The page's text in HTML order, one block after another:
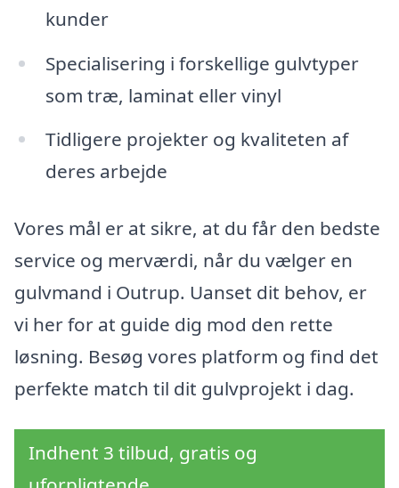
kunder
Specialisering i forskellige gulvtyper
som træ, laminat eller vinyl
Tidligere projekter og kvaliteten af
deres arbejde
Vores mål er at sikre, at du får den bedste
service og merværdi, når du vælger en
gulvmand i Outrup. Uanset dit behov, er
vi her for at guide dig mod den rette
løsning. Besøg vores platform og find det
perfekte match til dit gulvprojekt i dag.
Indhent 3 tilbud, gratis og